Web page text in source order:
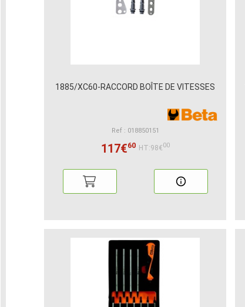
1885/XC60-RACCORD BOÎTE DE VITESSES
Ref : 018850151
117€60 HT:98€00